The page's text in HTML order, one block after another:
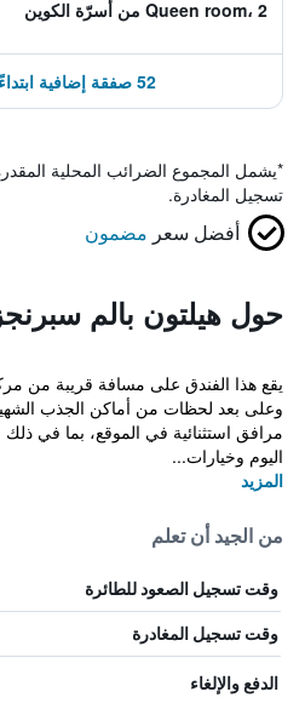
Queen room، 2 من أسرّة الكوين
52 صفقة إضافية ابتداءً من 352 ﷼
*يشمل المجموع الضرائب المحلية
تسجيل المغادرة.
أفضل سعر مضمون
حول هيلتون بالم
وعلى بعد لحظات من أماكن الجذب
مرافق استثنائية في الموقع، بما في
اليوم وخيارات...
المزيد
من الجيد أن تعلم
وقت تسجيل الصعود للطائرة
وقت تسجيل المغادرة
الدفع والإلغاء